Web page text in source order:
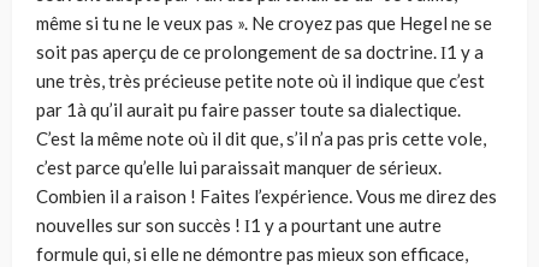
même si tu ne le veux pas ». Ne croyez pas que Hegel ne se
soit pas aperçu de ce prolongement de sa doctrine. Ι1 y a
une très, très précieuse petite note où il indique que c’est
par 1à qu’il aurait pu faire passer toute sa dialectique.
C’est la même note où il dit que, s’il n’a pas pris cette vole,
c’est parce qu’elle lui paraissait manquer de sérieux.
Combien il a raison ! Faites l’expérience. Vous me direz des
nouvelles sur son succès ! Ι1 y a pourtant une autre
formule qui, si elle ne démontre pas mieux son efficace,